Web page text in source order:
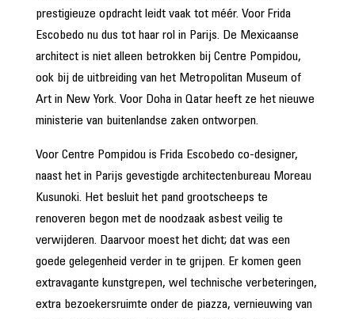
prestigieuze opdracht leidt vaak tot méér. Voor Frida
Escobedo nu dus tot haar rol in Parijs. De Mexicaanse
architect is niet alleen betrokken bij Centre Pompidou,
ook bij de uitbreiding van het Metropolitan Museum of
Art in New York. Voor Doha in Qatar heeft ze het nieuwe
ministerie van buitenlandse zaken ontworpen.
Voor Centre Pompidou is Frida Escobedo co-designer,
naast het in Parijs gevestigde architectenbureau Moreau
Kusunoki. Het besluit het pand grootscheeps te
renoveren begon met de noodzaak asbest veilig te
verwijderen. Daarvoor moest het dicht; dat was een
goede gelegenheid verder in te grijpen. Er komen geen
extravagante kunstgrepen, wel technische verbeteringen,
extra bezoekersruimte onder de piazza, vernieuwing van